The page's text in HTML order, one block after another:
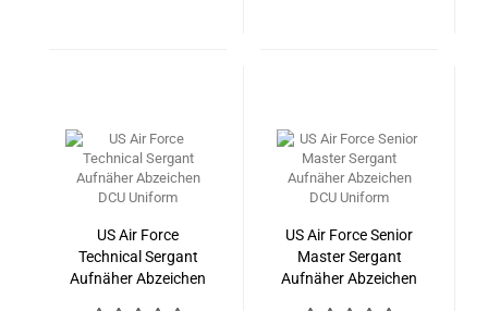
US Air Force
Technical Sergant
Aufnäher Abzeichen
US Air Force Senior
Master Sergant
Aufnäher Abzeichen